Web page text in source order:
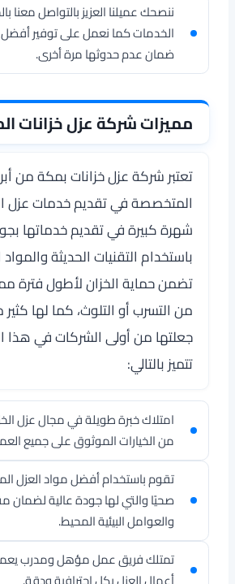
ننصحك عميلنا العزيز بالتواصل
الخدمات كما نعمل على توفير
ضمان عدم حدوثها مرة أخرى.
مميزات شركة عزل خزانات
تعتبرشركة عزل خزانات بمكةمن
المتخصصة في تقديم خدمات عزل
شهرة كبيرة في تقديم خدماتها
باستخدام التقنيات الحديثة والمواد
تضمن حماية الخزان لأطول فترة
من التسرب أو التلوث، كما لها كثير
جعلتها من أولى الشركات في هذا
تتميز بالتالي:
امتلاك خبرة طويلة في مجال عزل
من الخيارات الموثوق على جميع
تقوم باستخدام أفضل مواد العزل
صحيًا والتي لها جودة عالية لضمان
والعوامل البيئية المحيط.
تمتلك فريق عمل مؤهل ومدرب